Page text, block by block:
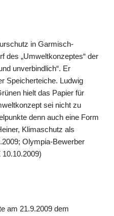
in Garmisch-
des „Umweltkonzeptes“ der
unverbindlich“. Er
Speicherteiche. Ludwig
hielt das Papier für
sei nicht zu
denn auch eine Form
Klimaschutz als
Olympia-Bewerber
am 21.9.2009 dem